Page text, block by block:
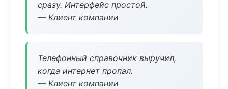
сразу. Интерфейс простой.
— Клиент компании
Телефонный справочник выручил,
когда интернет пропал.
— Клиент компании